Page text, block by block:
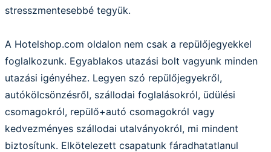
stresszmentesebbé tegyük.
A Hotelshop.com oldalon nem csak a repülőjegyekkel
foglalkozunk. Egyablakos utazási bolt vagyunk minden
utazási igényéhez. Legyen szó repülőjegyekről,
autókölcsönzésről, szállodai foglalásokról, üdülési
csomagokról, repülő+autó csomagokról vagy
kedvezményes szállodai utalványokról, mi mindent
biztosítunk. Elkötelezett csapatunk fáradhatatlanul